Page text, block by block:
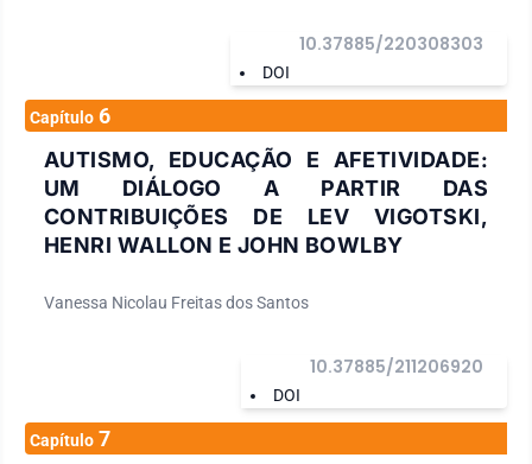
DOI
10.37885/220308303
Capítulo 6
AUTISMO, EDUCAÇÃO E AFETIVIDADE:
UM DIÁLOGO A PARTIR DAS
CONTRIBUIÇÕES DE LEV VIGOTSKI,
HENRI WALLON E JOHN BOWLBY
Vanessa Nicolau Freitas dos Santos
DOI
10.37885/211206920
Capítulo 7